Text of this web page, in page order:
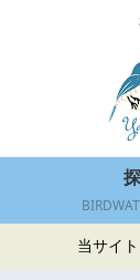
当サイ